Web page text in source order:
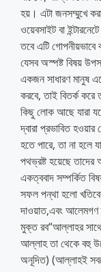
হয়। এটা জনসম্মুখে
ওয়েবসাইট বা
তবে এটি গোপনীয়ভাবে
যেসব অস্পষ্ট বিষয়
একজন সাধারণ মানুষ
করবে, তাই বিতর্ক করে
কিছু লোক আছে যারা
দ্বারা প্রভাবিত হওয়ার
হতে পারে, তা না হলে
পথভ্রষ্ট হয়েছে
একত্ববাদ সম্পর্কিত
সফল পন্থা হলো
দাওয়াত,এবং
মুক্ত রব“আল্লাহর
আল্লাহ তা থেকে বহু
অনূদিত) (আল্লাহই